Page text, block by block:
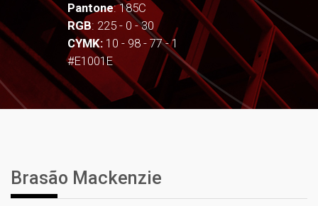
Pantone: 185C
RGB: 225 - 0 - 30
CYMK: 10 - 98 - 77 - 1
#E1001E
Brasão Mackenzie